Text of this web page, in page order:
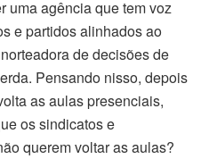
uma agência que tem voz
e partidos alinhados ao
de decisões de
Pensando nisso, depois
as aulas presenciais,
os sindicatos e
querem voltar as aulas?